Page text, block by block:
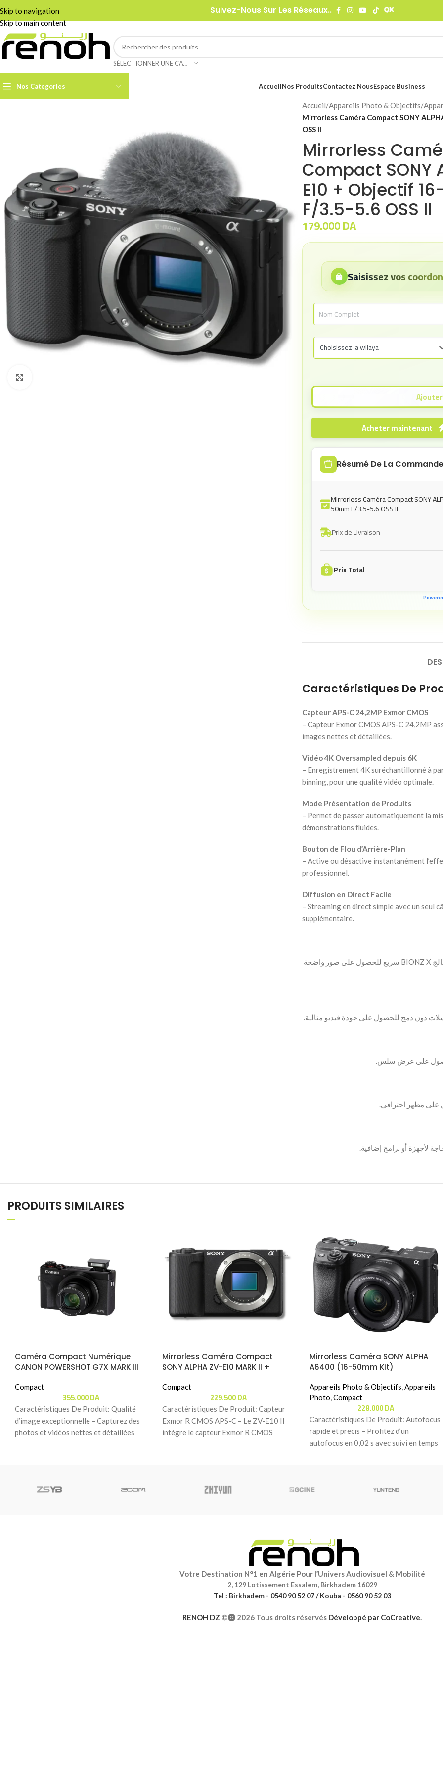
Skip to navigation
Skip to main content
Suivez-Nous Sur Les Réseaux..
SÉLECTIONNER UNE CATÉGORIE
Nos Categories
Adaptateurs &
Convertisseurs
Câbles Audio
Câbles Data & Réseau
Câbles Video
Cages & Grips Smartphone
Cartes de Capture Audio /
Vidéo
AccueilNos ProduitsContactez NousEspace Business
Accueil/Appareils Photo & Objectifs/
Mirrorless Caméra Compact SONY
OSS II
Mirrorless
Compact SONY
E10 + Objectif
F/3.5-5.6 OSS II
179.000DA
Saisissez vos
Acheter maintenant
Résumé De La Commande
Mirrorless Caméra Compact SONY
50mm F/3.5-5.6 OSS II
Prix de Livraison
Prix Total
Caractéristiques De
Capteur APS-C 24,2MP Exmor CMOS
– Capteur Exmor CMOS APS-C 24,2MP
images nettes et détaillées.
Vidéo 4K Oversampled depuis 6K
– Enregistrement 4K suréchantillonné à
binning, pour une qualité vidéo optimale.
Mode Présentation de Produits
– Permet de passer automatiquement la
démonstrations fluides.
Bouton de Flou d’Arrière-Plan
– Active ou désactive instantanément
professionnel.
Diffusion en Direct Facile
– Streaming en direct simple avec un seul
supplémentaire.
‫- مستشعر Exmor CMOS APS-C بدقة 24.2MP مع معالج BIONZ X سريع للحصول على صور واضحة
للحصول على عرض سلس.
على مظهر احترافي.
PRODUITS SIMILAIRES
Caméra Compact Numérique
CANON POWERSHOT G7X MARK III
Compact
355.000DA
Caractéristiques De Produit: Qualité
d’image exceptionnelle – Capturez des
photos et vidéos nettes et détaillées
Mirrorless Caméra Compact
SONY ALPHA ZV-E10 MARK II +
PZ
Compact
229.500DA
Caractéristiques De Produit: Capteur
Exmor R CMOS APS-C – Le ZV-E10 II
intègre le capteur Exmor R CMOS
Mirrorless Caméra SONY ALPHA
A6400 (16-50mm Kit)
Appareils Photo & Objectifs,Appareils
Photo,Compact
228.000DA
Caractéristiques De Produit: Autofocus
rapide et précis – Profitez d’un
autofocus en 0,02 s avec suivi en temps
Votre Destination N°1 en Algérie Pour l’Univers Audiovisuel & Mobilité
2, 129 Lotissement Essalem, Birkhadem 16029
Tel : Birkhadem - 0540 90 52 07 / Kouba - 0560 90 52 03
RENOH DZ © 2026 Tous droits réservés Développé par CoCreative.